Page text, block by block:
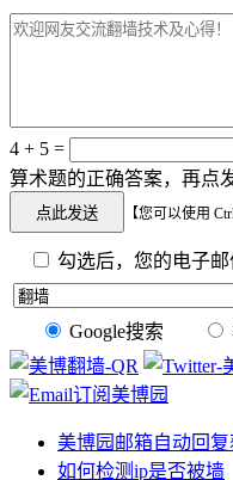
4 + 5 =
算术题的正确答案，再点
【您可以使用
勾选后，您的电子邮
Google搜索
美博园邮箱自动回
如何检测ip是否被墙